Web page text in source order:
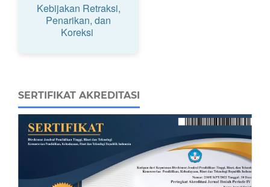
Kebijakan Retraksi,
Penarikan, dan
Koreksi
SERTIFIKAT AKREDITASI